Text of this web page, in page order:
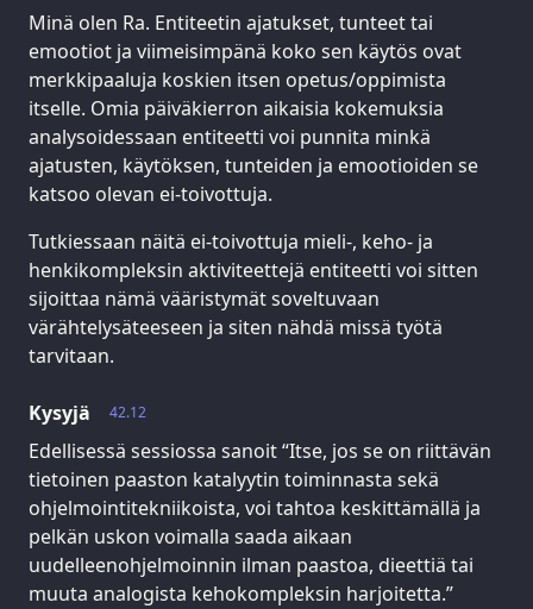
Minä olen Ra. Entiteetin ajatukset, tunteet tai
emootiot ja viimeisimpänä koko sen käytös ovat
merkkipaaluja koskien itsen opetus/oppimista
itselle. Omia päiväkierron aikaisia kokemuksia
analysoidessaan entiteetti voi punnita minkä
ajatusten, käytöksen, tunteiden ja emootioiden se
katsoo olevan ei-toivottuja.
Tutkiessaan näitä ei-toivottuja mieli-, keho- ja
henkikompleksin aktiviteettejä entiteetti voi sitten
sijoittaa nämä vääristymät soveltuvaan
värähtelysäteeseen ja siten nähdä missä työtä
tarvitaan.
42.12
Kysyjä
Edellisessä sessiossa sanoit “Itse, jos se on riittävän
tietoinen paaston katalyytin toiminnasta sekä
ohjelmointitekniikoista, voi tahtoa keskittämällä ja
pelkän uskon voimalla saada aikaan
uudelleenohjelmoinnin ilman paastoa, dieettiä tai
muuta analogista kehokompleksin harjoitetta.”